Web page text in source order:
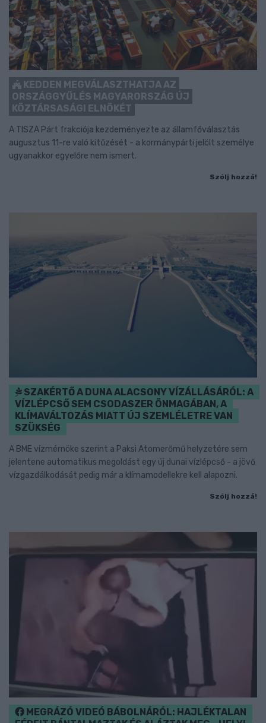
KEDDEN MEGVÁLASZTHATJA AZ
ORSZÁGGYŰLÉS MAGYARORSZÁG ÚJ
KÖZTÁRSASÁGI ELNÖKÉT
A TISZA Párt frakciója kezdeményezte az államfőválasztás
augusztus 11-re való kitűzését - a kormánypárti jelölt személye
ugyanakkor egyelőre nem ismert.
Szólj hozzá!
SZAKÉRTŐ A DUNA ALACSONY VÍZÁLLÁSÁRÓL: A
VÍZLÉPCSŐ SEM CSODASZER ÖNMAGÁBAN, A
KLÍMAVÁLTOZÁS MIATT ÚJ SZEMLÉLETRE VAN
SZÜKSÉG
A BME vízmérnöke szerint a Paksi Atomerőmű helyzetére sem
jelentene automatikus megoldást egy új dunai vízlépcső - a jövő
vízgazdálkodását pedig már a klímamodellekre kell alapozni.
Szólj hozzá!
MEGRÁZÓ VIDEÓ BÁBOLNÁRÓL: HAJLÉKTALAN